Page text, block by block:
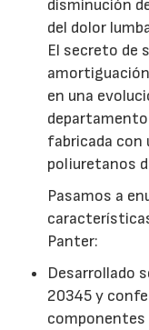
disminución
del dolor
El secreto de
en una
fabricada con
poliuretanos
Pasamos a
Panter:
Desarrollado
20345 y
componentes